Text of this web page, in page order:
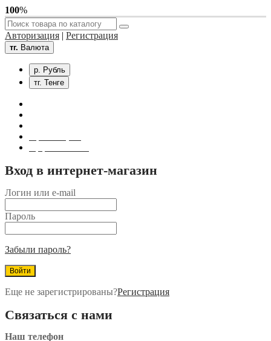
100%
Авторизация | Регистрация
тг. Валюта
р. Рубль
тг. Тенге
Вход в интернет-магазин
Логин или e-mail
Пароль
Забыли пароль?
Еще не зарегистрированы?Регистрация
Связаться с нами
Наш телефон